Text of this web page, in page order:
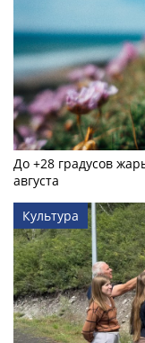
До +28 градусов
августа
Культура